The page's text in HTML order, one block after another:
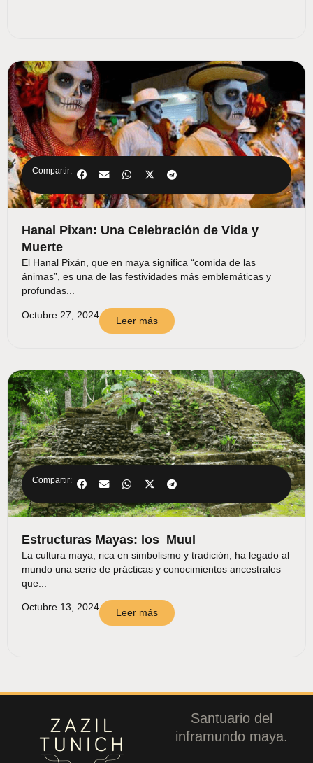
Compartir:
Hanal Pixan: Una Celebración de Vida y
Muerte
El Hanal Pixán, que en maya significa “comida de las
ánimas”, es una de las festividades más emblemáticas y
profundas...
Octubre 27, 2024 Leer más
Compartir:
Estructuras Mayas: los Muul
La cultura maya, rica en simbolismo y tradición, ha legado al
mundo una serie de prácticas y conocimientos ancestrales
que...
Octubre 13, 2024 Leer más
Santuario del
inframundo maya.